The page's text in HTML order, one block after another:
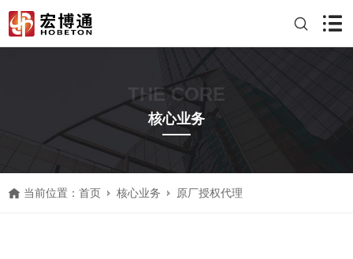
THE CORE
核心业务
当前位置：首页 核心业务 原厂授权代理